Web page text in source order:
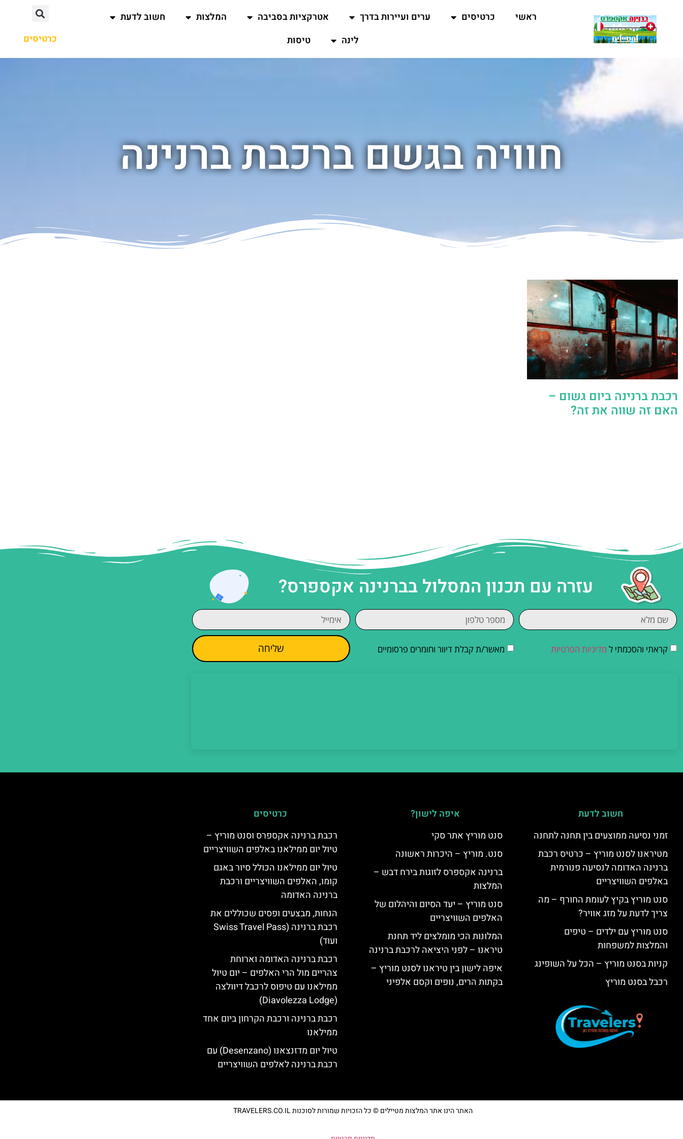
ראשי כרטיסים ערים ועיירות בדרך אטרקציות בסביבה המלצות
חשוב לדעת
לינה
טיסות כרטיסים
חוויה בגשם ברכבת ברנינה
רכבת ברנינה ביום גשום –
האם זה שווה את זה?
עזרה עם תכנון המסלול בברנינה אקספרס?
קראתי והסכמתי ל מדיניות הפרטיות מאשר/ת קבלת דיוור וחומרים פרסומיים שליחה
חשוב לדעת
זמני נסיעה ממוצעים בין תחנה לתחנה
מטיראנו לסנט מוריץ – כרטיס רכבת
ברנינה האדומה לנסיעה פנורמית
באלפים השוויצריים
סנט מוריץ בקיץ לעומת החורף – מה
צריך לדעת על מזג אוויר?
סנט מוריץ עם ילדים – טיפים
והמלצות למשפחות
קניות בסנט מוריץ – הכל על השופינג
רכבל בסנט מוריץ
איפה לישון?
סנט מוריץ אתר סקי
סנט. מוריץ – היכרות ראשונה
ברנינה אקספרס לזוגות בירח דבש –
המלצות
סנט מוריץ – יעד הסיום והיהלום של
האלפים השוויצריים
המלונות הכי מומלצים ליד תחנת
טיראנו – לפני היציאה לרכבת ברנינה
איפה לישון בין טיראנו לסנט מוריץ –
בקתות הרים, נופים וקסם אלפיני
כרטיסים
רכבת ברנינה אקספרס וסנט מוריץ –
טיול יום ממילאנו באלפים השוויצריים
טיול יום ממילאנו הכולל סיור באגם
קומו, האלפים השוויצריים ורכבת
ברנינה האדומה
הנחות, מבצעים ופסים שכוללים את
רכבת ברנינה (Swiss Travel Pass
ועוד)
רכבת ברנינה האדומה וארוחת
צהריים מול הרי האלפים – יום טיול
ממילאנו עם טיפוס לרכבל דיוולצה
(Diavolezza Lodge)
רכבת ברנינה ורכבת הקרחון ביום אחד
ממילאנו
טיול יום מדזנצאנו (Desenzano) עם
רכבת ברנינה לאלפים השוויצריים
האתר הינו אתר המלצות מטיילים © כל הזכויות שמורות לסוכנות TRAVELERS.CO.IL